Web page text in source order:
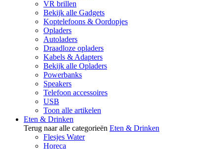
VR brillen
Bekijk alle Gadgets
Koptelefoons & Oordopjes
Opladers
Autoladers
Draadloze opladers
Kabels & Adapters
Bekijk alle Opladers
Powerbanks
Speakers
Telefoon accessoires
USB
Toon alle artikelen
Eten & Drinken
Terug naar alle categorieën Eten & Drinken
Flesjes Water
Horeca